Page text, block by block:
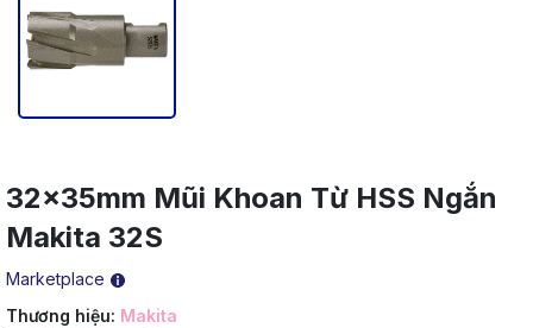
32x35mm Mũi Khoan Từ HSS Ngắn
Makita 32S
Marketplace
Thương hiệu: Makita